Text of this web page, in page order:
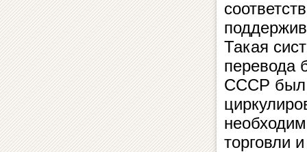
Такая
перевода
СССР был
торговли